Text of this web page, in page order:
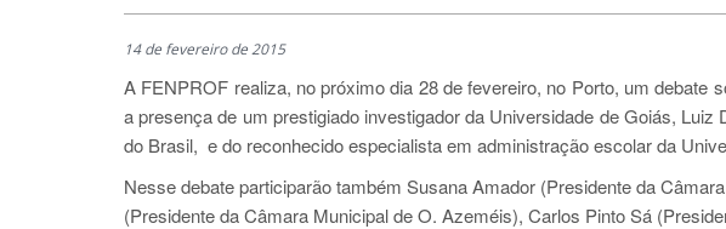
14 de fevereiro de 2015
A FENPROF realiza, no próximo dia 28 de fevereiro, no Porto, um debate
a presença de um prestigiado investigador da Universidade de Goiás,
do Brasil, e do reconhecido especialista em administração escolar da
Nesse debate participarão também Susana Amador (Presidente da
(Presidente da Câmara Municipal de O. Azeméis), Carlos Pinto Sá